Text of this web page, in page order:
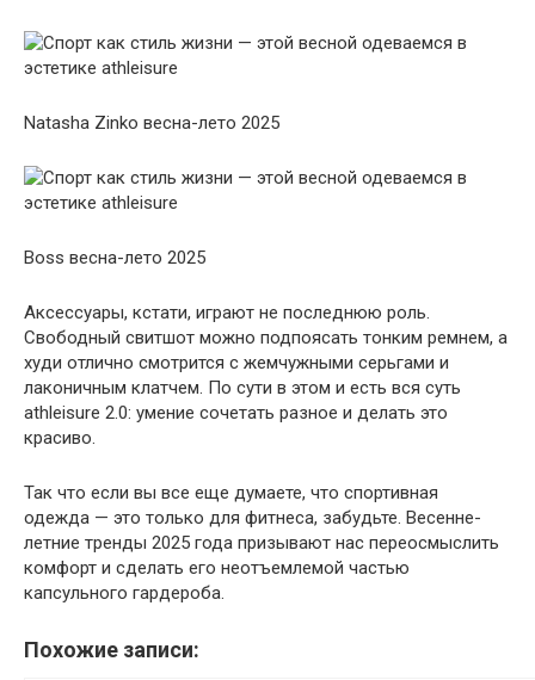
Natasha Zinko весна-лето 2025
Boss весна-лето 2025
Аксессуары, кстати, играют не последнюю роль.
Свободный свитшот можно подпоясать тонким ремнем, а
худи отлично смотрится с жемчужными серьгами и
лаконичным клатчем. По сути в этом и есть вся суть
athleisure 2.0: умение сочетать разное и делать это
красиво.
Так что если вы все еще думаете, что спортивная
одежда — это только для фитнеса, забудьте. Весенне-
летние тренды 2025 года призывают нас переосмыслить
комфорт и сделать его неотъемлемой частью
капсульного гардероба.
Похожие записи: